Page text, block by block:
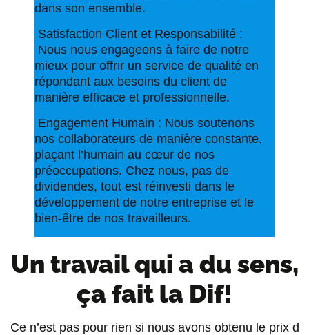
dans son ensemble.
Satisfaction Client et Responsabilité :
Nous nous engageons à faire de notre
mieux pour offrir un service de qualité en
répondant aux besoins du client de
manière efficace et professionnelle.
Engagement Humain : Nous soutenons
nos collaborateurs de manière constante,
plaçant l’humain au cœur de nos
préoccupations. Chez nous, pas de
dividendes, tout est réinvesti dans le
développement de notre entreprise et le
bien-être de nos travailleurs.
Un travail qui a du sens,
ça fait la Dif!
Ce n’est pas pour rien si nous avons obtenu le prix d